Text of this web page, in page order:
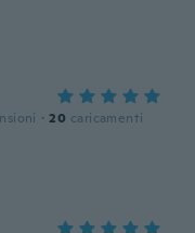
· 20 caricamenti